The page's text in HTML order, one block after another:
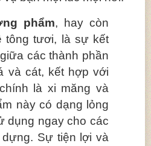
phẩm, hay còn
tông tươi, là sự kết
các thành phần
và cát, kết hợp với
là xi măng và
này có dạng lỏng
dụng ngay cho các
Sự tiện lợi và